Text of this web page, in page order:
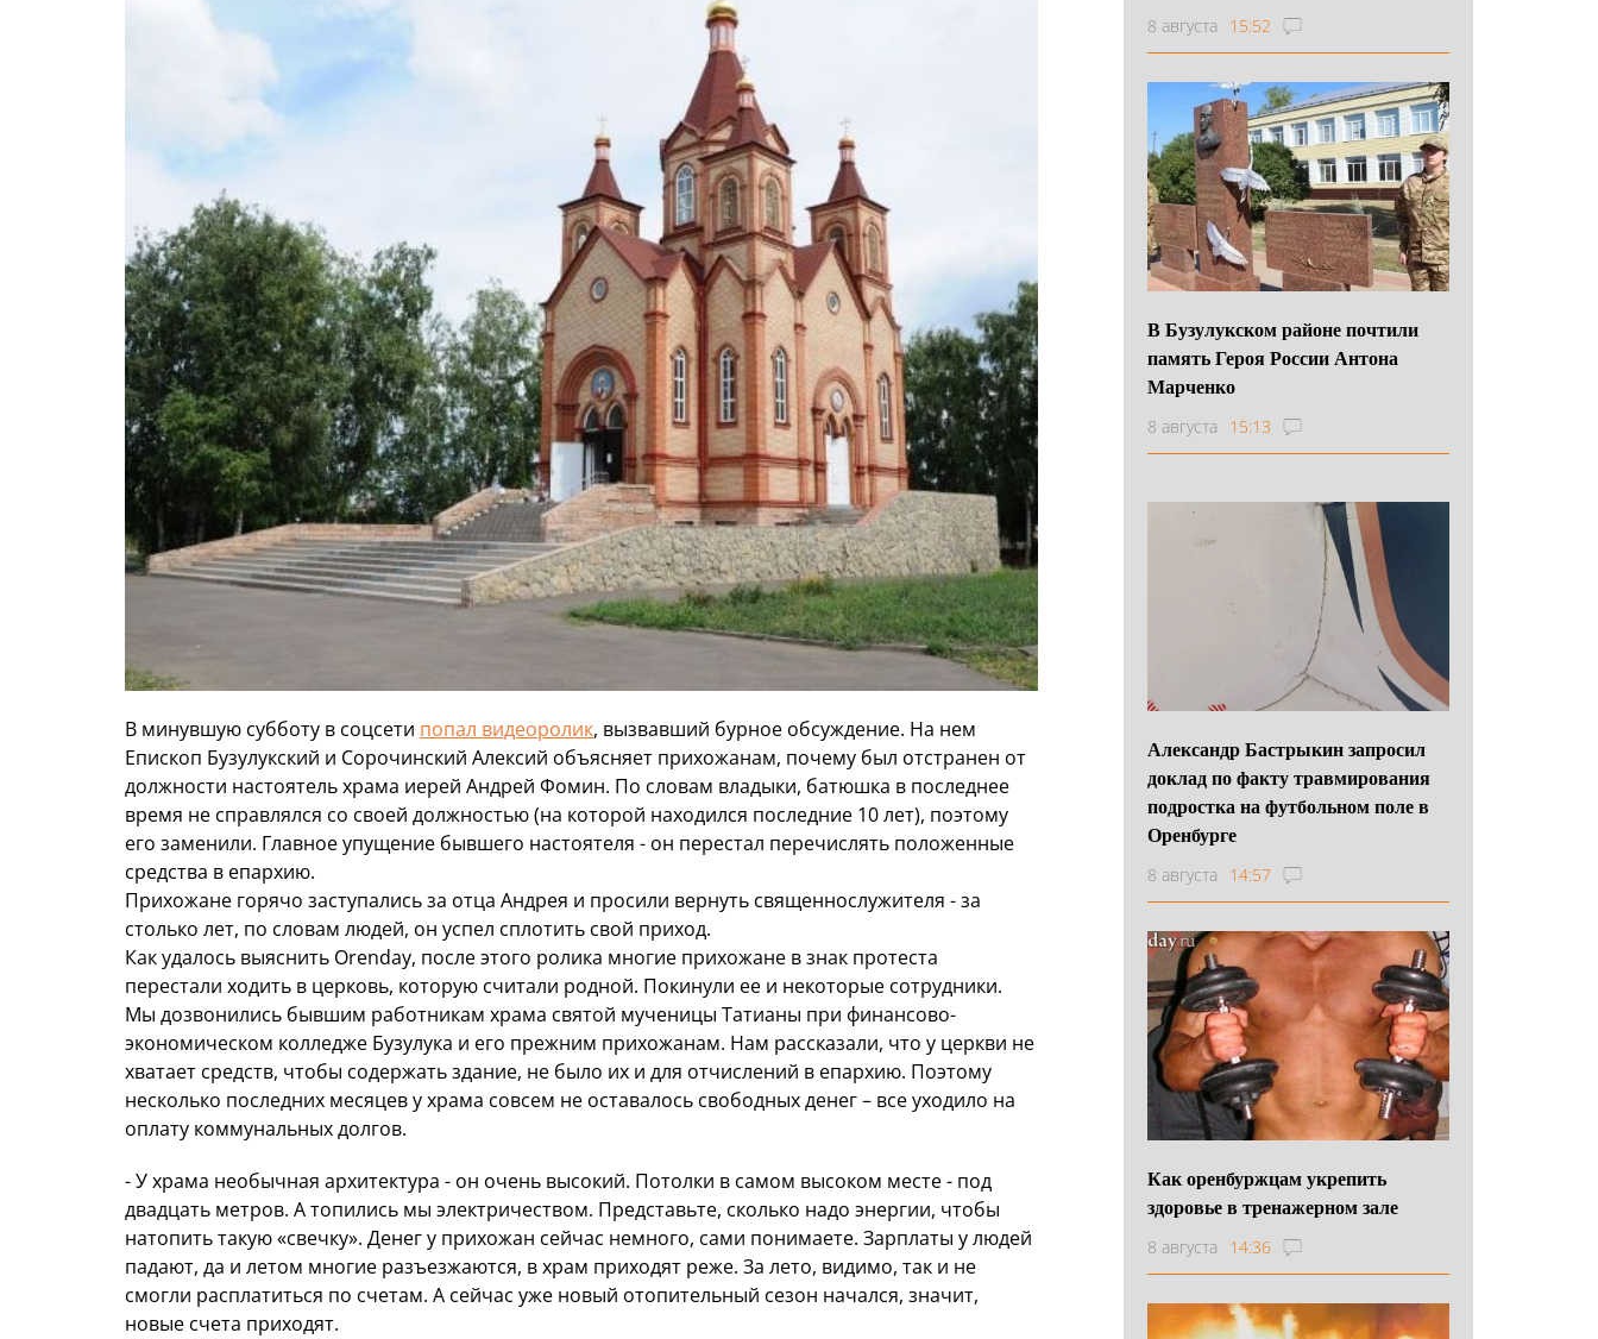
В минувшую субботу в соцсети попал видеоролик, вызвавший бурное обсуждение. На нем
Епископ Бузулукский и Сорочинский Алексий объясняет прихожанам, почему был отстранен от
должности настоятель храма иерей Андрей Фомин. По словам владыки, батюшка в последнее
время не справлялся со своей должностью (на которой находился последние 10 лет), поэтому
его заменили. Главное упущение бывшего настоятеля - он перестал перечислять положенные
средства в епархию.
Прихожане горячо заступались за отца Андрея и просили вернуть священнослужителя - за
столько лет, по словам людей, он успел сплотить свой приход.
Как удалось выяснить Orenday, после этого ролика многие прихожане в знак протеста
перестали ходить в церковь, которую считали родной. Покинули ее и некоторые сотрудники.
Мы дозвонились бывшим работникам храма святой мученицы Татианы при финансово-
экономическом колледже Бузулука и его прежним прихожанам. Нам рассказали, что у церкви не
хватает средств, чтобы содержать здание, не было их и для отчислений в епархию. Поэтому
несколько последних месяцев у храма совсем не оставалось свободных денег – все уходило на
оплату коммунальных долгов.
- У храма необычная архитектура - он очень высокий. Потолки в самом высоком месте - под
двадцать метров. А топились мы электричеством. Представьте, сколько надо энергии, чтобы
натопить такую «свечку». Денег у прихожан сейчас немного, сами понимаете. Зарплаты у людей
падают, да и летом многие разъезжаются, в храм приходят реже. За лето, видимо, так и не
смогли расплатиться по счетам. А сейчас уже новый отопительный сезон начался, значит,
новые счета приходят.
8 августа 15:52
В Бузулукском районе почтили
память Героя России Антона
Марченко
8 августа 15:13
Александр Бастрыкин запросил
доклад по факту травмирования
подростка на футбольном поле в
Оренбурге
8 августа 14:57
Как оренбуржцам укрепить
здоровье в тренажерном зале
8 августа 14:36